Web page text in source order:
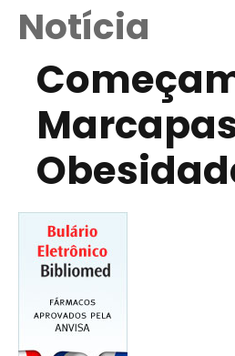
Notícia